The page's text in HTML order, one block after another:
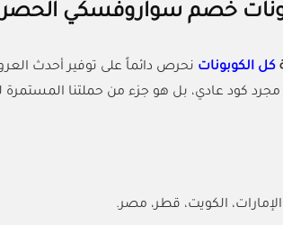
خصم سواروفسكي
كل الكوبونات نحرص دائماً على توفير أحدث
كود عادي، بل هو جزء من حملتنا
الكويت، قطر، مصر.